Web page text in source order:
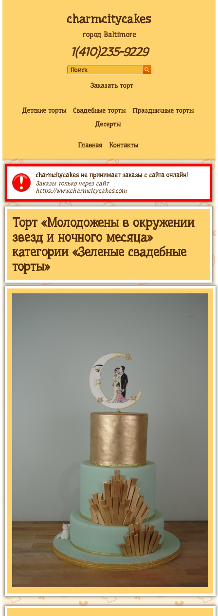
charmcitycakes
город Baltimore
1(410)235-9229
Заказать торт
Детские торты Свадебные торты
Праздничные торты
Десерты
Главная Контакты
charmcitycakes не принимает заказы с сайта онлайн!
Заказы только через сайт
https://www.charmcitycakes.com
Торт «Молодожены в окружении
звезд и ночного месяца»
категории «Зеленые свадебные
торты»